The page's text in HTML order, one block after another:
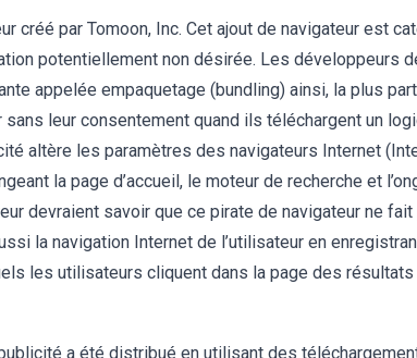
créé par Tomoon, Inc. Cet ajout de navigateur est
potentiellement non désirée. Les développeurs
appelée empaquetage (bundling) ainsi, la plus
leur consentement quand ils téléchargent un
altère les paramètres des navigateurs Internet
la page d’accueil, le moteur de recherche et
devraient savoir que ce pirate de navigateur ne
la navigation Internet de l’utilisateur en
les utilisateurs cliquent dans la page des résultats
a été distribué en utilisant des